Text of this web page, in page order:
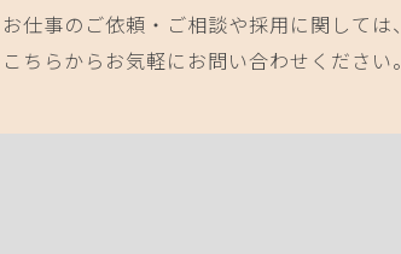
お仕事のご依頼・ご相談や採用に関しては、
こちらからお気軽にお問い合わせください。